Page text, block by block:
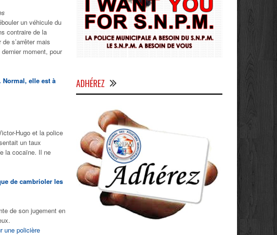
un véhicule du
contraire de la
s’arrêter mais
moment, pour
elle est à
Hugo et la police
un taux
la cocaïne. Il ne
de cambrioler les
de son jugement en
une policière
ADHÉREZ